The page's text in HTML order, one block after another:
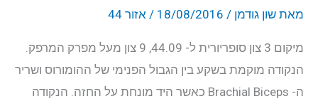
מאת שון גודמן /
18/08/2016
/ אזור 44
מיקום 3 צון סופריורית ל- 44.09, 9 צון מעל מפרק המרפק.
הנקודה מוקמת בשקע בין הגבול הפנימי של ההומורוס ושריר
ה- Brachial Biceps כאשר היד מונחת על החזה. הנקודה